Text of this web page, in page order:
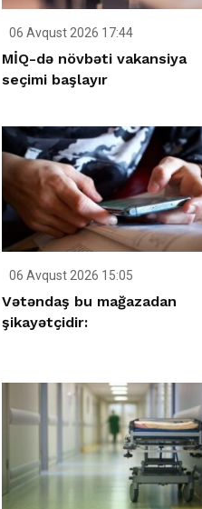
06 Avqust 2026 17:44
MİQ-də növbəti vakansiya
seçimi başlayır
06 Avqust 2026 15:05
Vətəndaş bu mağazadan
şikayətçidir: